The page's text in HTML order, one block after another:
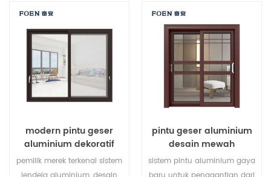
anti-pencurian sangat baik.
jenis pintu bervariasi untuk
arsitektur yang berbeda
anti-pencurian sangat baik.
berbagai jenis pintu untuk
memenuhi berbagai
kebutuhan arsitektur.
modern pintu geser
aluminium dekoratif
luar ruangan
pemilik merek terkenal sistem
pintu geser aluminium
desain mewah
sistem pintu aluminium gaya